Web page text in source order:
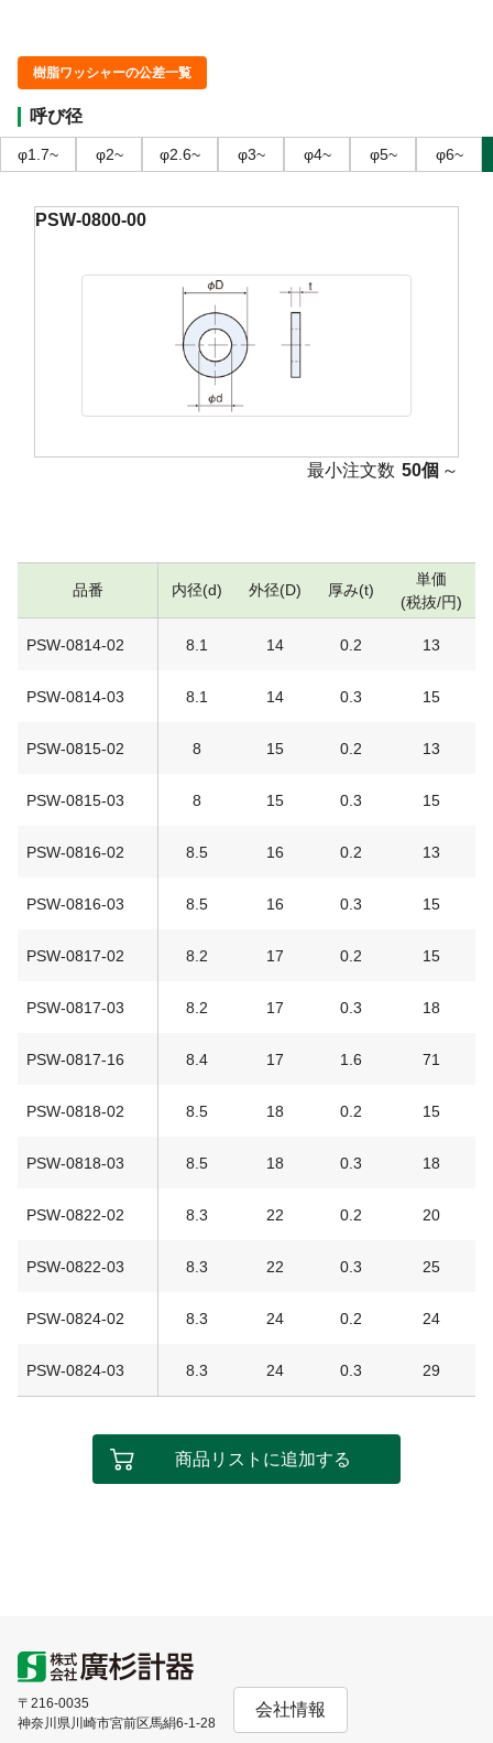
樹脂ワッシャーの公差一覧
呼び径
φ1.7~ φ2~ φ2.6~ φ3~ φ4~ φ5~ φ6~
PSW-0800-00
最小注文数 50個 ～
品番 内径(d) 外径(D) 厚み(t)
単価
(税抜/円)
PSW-0814-02 8.1 14 0.2 13
PSW-0814-03 8.1 14 0.3 15
PSW-0815-02 8 15 0.2 13
PSW-0815-03 8 15 0.3 15
PSW-0816-02 8.5 16 0.2 13
PSW-0816-03 8.5 16 0.3 15
PSW-0817-02 8.2 17 0.2 15
PSW-0817-03 8.2 17 0.3 18
PSW-0817-16 8.4 17 1.6 71
PSW-0818-02 8.5 18 0.2 15
PSW-0818-03 8.5 18 0.3 18
PSW-0822-02 8.3 22 0.2 20
PSW-0822-03 8.3 22 0.3 25
PSW-0824-02 8.3 24 0.2 24
PSW-0824-03 8.3 24 0.3 29
商品リストに追加する
〒216-0035
神奈川県川崎市宮前区馬絹6-1-28
会社情報